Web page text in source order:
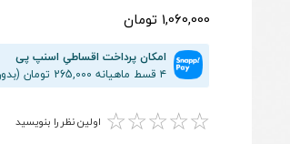
1,060,000 تومان
امکان پرداخت اقساطیِ اسنپ پی
۴ قسط ماهیانه 265,000 تومان (بدون کارمزد)
☆
☆
☆
☆
☆ اولین نظر را بنویسید